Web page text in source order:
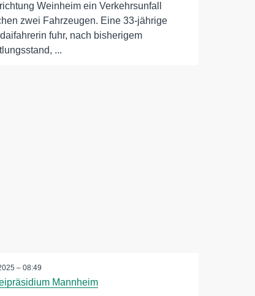
Weinheim ein Verkehrsunfall
zwei Fahrzeugen. Eine 33-jährige
fuhr, nach bisherigem
...
– 08:49
Mannheim